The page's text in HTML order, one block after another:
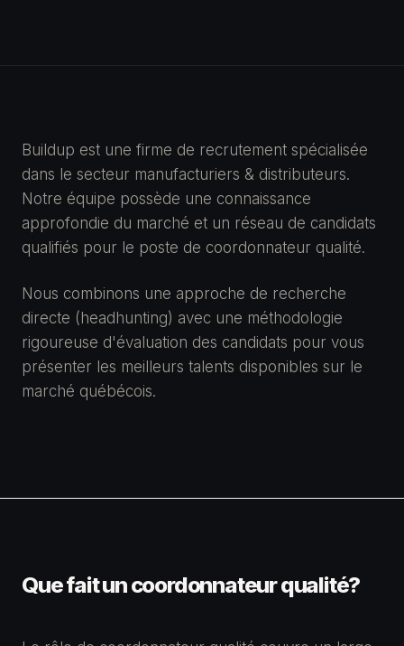
Buildup est une firme de recrutement spécialisée
dans le secteur manufacturiers & distributeurs.
Notre équipe possède une connaissance
approfondie du marché et un réseau de candidats
qualifiés pour le poste de coordonnateur qualité.
Nous combinons une approche de recherche
directe (headhunting) avec une méthodologie
rigoureuse d'évaluation des candidats pour vous
présenter les meilleurs talents disponibles sur le
marché québécois.
Que fait un coordonnateur qualité?